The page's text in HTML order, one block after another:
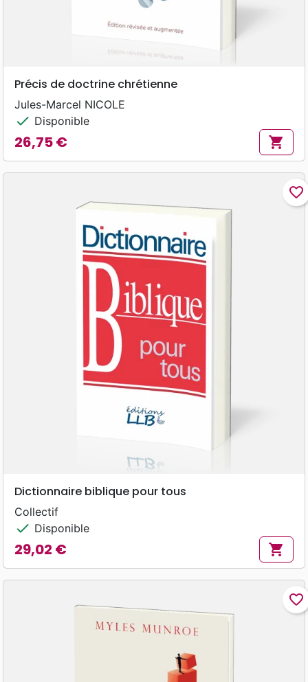
Précis de doctrine chrétienne
Jules-Marcel NICOLE
check Disponible
Prix
26,75 € shopping_cart
favorite_border
Dictionnaire biblique pour tous
Collectif
check Disponible
Prix
29,02 € shopping_cart
favorite_border